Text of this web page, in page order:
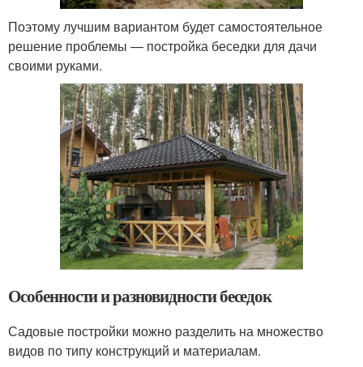
Поэтому лучшим вариантом будет самостоятельное
решение проблемы — постройка беседки для дачи
своими руками.
Особенности и разновидности беседок
Садовые постройки можно разделить на множество
видов по типу конструкций и материалам.